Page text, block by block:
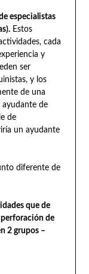
especialistas
Estos
cada
y
ser
y los
de una
ayudante de
de
un ayudante
diferente de
que de
de
2 grupos –